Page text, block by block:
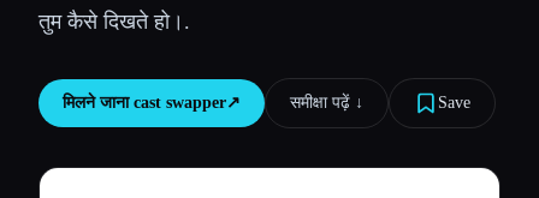
🎓विद्यार्थी
तुम कैसे दिखते हो।.
मिलने जाना cast swapper↗︎ समीक्षा पढ़ें ↓︎ Save